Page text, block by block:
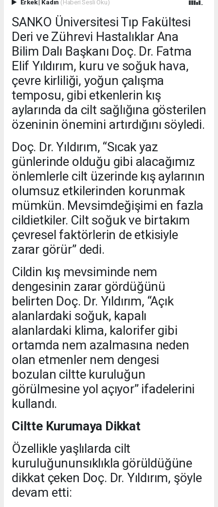
Erkek Kadın (Haberi Sesli Oku)
SANKO Üniversitesi Tıp Fakültesi
Deri ve Zührevi Hastalıklar Ana
Bilim Dalı Başkanı Doç. Dr. Fatma
Elif Yıldırım, kuru ve soğuk hava,
çevre kirliliği, yoğun çalışma
temposu, gibi etkenlerin kış
aylarında da cilt sağlığına gösterilen
özeninin önemini artırdığını söyledi.
Doç. Dr. Yıldırım, “Sıcak yaz
günlerinde olduğu gibi alacağımız
önlemlerle cilt üzerinde kış aylarının
olumsuz etkilerinden korunmak
mümkün. Mevsimdeğişimi en fazla
cildietkiler. Cilt soğuk ve birtakım
çevresel faktörlerin de etkisiyle
zarar görür” dedi.
Cildin kış mevsiminde nem
dengesinin zarar gördüğünü
belirten Doç. Dr. Yıldırım, “Açık
alanlardaki soğuk, kapalı
alanlardaki klima, kalorifer gibi
ortamda nem azalmasına neden
olan etmenler nem dengesi
bozulan ciltte kuruluğun
görülmesine yol açıyor” ifadelerini
kullandı.
Ciltte Kurumaya Dikkat
Özellikle yaşlılarda cilt
kuruluğununsıklıkla görüldüğüne
dikkat çeken Doç. Dr. Yıldırım, şöyle
devam etti: